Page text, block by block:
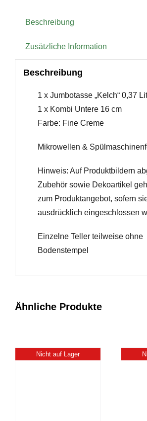
Beschreibung
Zusätzliche Information
Beschreibung
1 x Jumbotasse „Kelch“ 0,37
1 x Kombi Untere 16 cm
Farbe: Fine Creme
Mikrowellen &
Hinweis: Auf Produktbildern
Zubehör sowie Dekoartikel
zum Produktangebot, sofern
ausdrücklich eingeschlossen
Einzelne Teller teilweise ohne
Bodenstempel
Ähnliche Produkte
Nicht auf Lager